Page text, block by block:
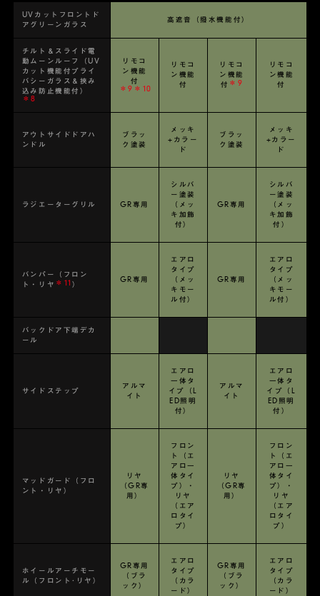
UVカットフロントド
アグリーンガラス
高遮音（撥水機能付）
チルト＆スライド電
動ムーンルーフ（UV
カット機能付プライ
バシーガラス＆挟み
込み防止機能付）
＊8
リモコ
ン機能
付
＊9＊10
リモコ
ン機能
付
リモコ
ン機能
付 ＊9
リモコ
ン機能
付
アウトサイドドアハ
ンドル
ブラッ
ク塗装
メッキ
+カラー
ド
ブラッ
ク塗装
メッキ
+カラー
ド
ラジエーターグリル GR専用
シルバ
ー塗装
（メッ
キ加飾
付）
GR専用
シルバ
ー塗装
（メッ
キ加飾
付）
バンパー（フロン
ト・リヤ ＊11 ）
GR専用
エアロ
タイプ
（メッ
キモー
ル付）
GR専用
エアロ
タイプ
（メッ
キモー
ル付）
バックドア下端デカ
ール
サイドステップ
アルマ
イト
エアロ
一体タ
イプ（L
ED照明
付）
アルマ
イト
エアロ
一体タ
イプ（L
ED照明
付）
マッドガード（フロ
ント・リヤ）
リヤ
（GR専
用）
フロン
ト（エ
アロ一
体タイ
プ）・
リヤ
（エア
ロタイ
プ）
リヤ
（GR専
用）
フロン
ト（エ
アロ一
体タイ
プ）・
リヤ
（エア
ロタイ
プ）
ホイールアーチモー
ル（フロント･リヤ）
GR専用
（ブラ
ック）
エアロ
タイプ
（カラ
ード）
GR専用
（ブラ
ック）
エアロ
タイプ
（カラ
ード）